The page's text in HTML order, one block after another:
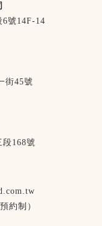
6號14F-14
街45號
168號
約制）